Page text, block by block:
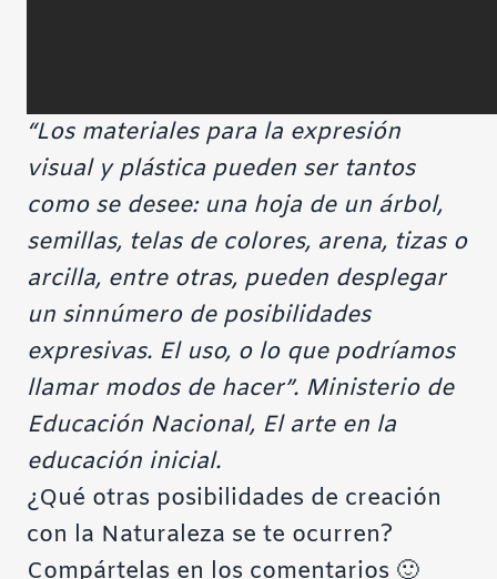
“Los materiales para la expresión
visual y plástica pueden ser tantos
como se desee: una hoja de un árbol,
semillas, telas de colores, arena, tizas o
arcilla, entre otras, pueden desplegar
un sinnúmero de posibilidades
expresivas. El uso, o lo que podríamos
llamar modos de hacer”. Ministerio de
Educación Nacional, El arte en la
educación inicial.
¿Qué otras posibilidades de creación
con la Naturaleza se te ocurren?
Compártelas en los comentarios 🙂